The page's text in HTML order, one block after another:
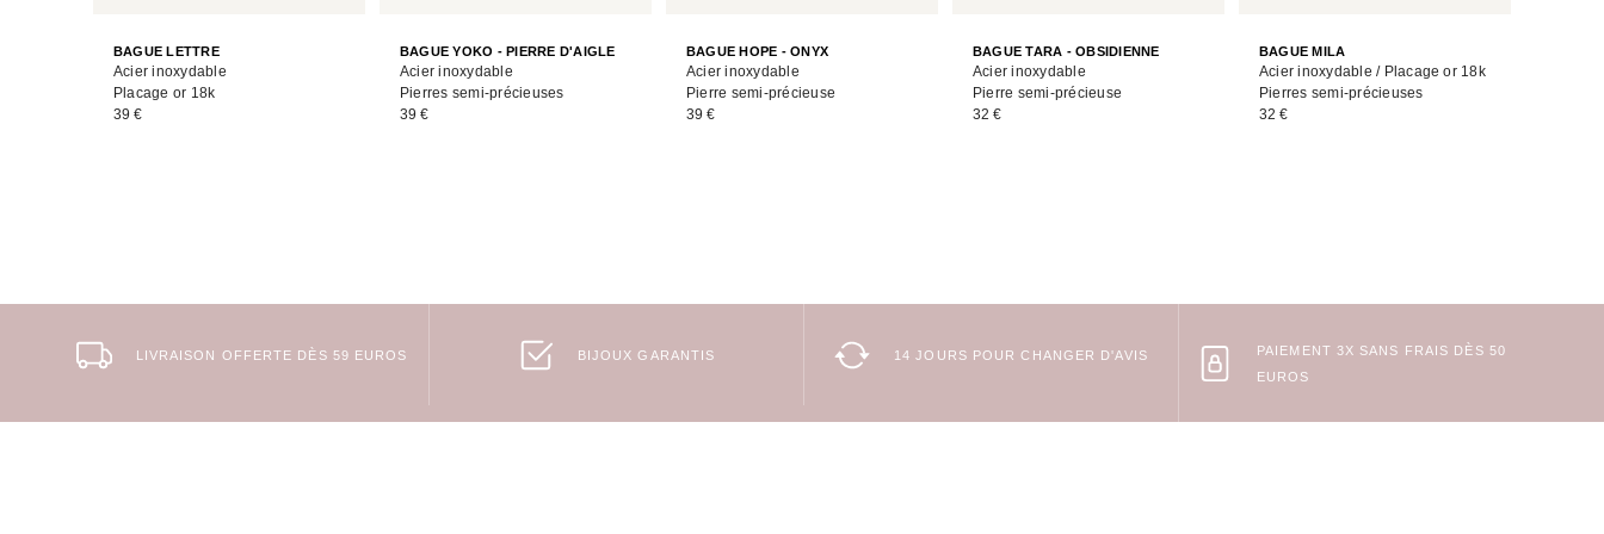
BAGUE LETTRE
Acier inoxydable
Placage or 18k
39 €
BAGUE YOKO - PIERRE D'AIGLE
Acier inoxydable
Pierres semi-précieuses
39 €
BAGUE HOPE - ONYX
Acier inoxydable
Pierre semi-précieuse
39 €
BAGUE TARA - OBSIDIENNE
Acier inoxydable
Pierre semi-précieuse
32 €
BAGUE MILA
Acier inoxydable / Placage or 18k
Pierres semi-précieuses
32 €
LIVRAISON OFFERTE DÈS 59 EUROS BIJOUX GARANTIS 14 JOURS POUR CHANGER D'AVIS
PAIEMENT 3X SANS FRAIS DÈS 50
EUROS